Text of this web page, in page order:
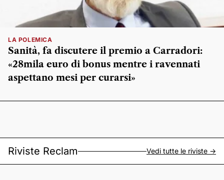
LA POLEMICA
Sanità, fa discutere il premio a Carradori:
«28mila euro di bonus mentre i ravennati
aspettano mesi per curarsi»
Riviste Reclam Vedi tutte le riviste ->